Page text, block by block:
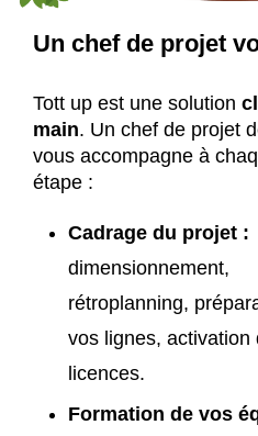
Un chef de projet
Tott up est une solution
main. Un chef de projet
vous accompagne à
étape :
Cadrage du projet :
dimensionnement,
rétroplanning,
vos lignes, activation
licences.
Formation de vos